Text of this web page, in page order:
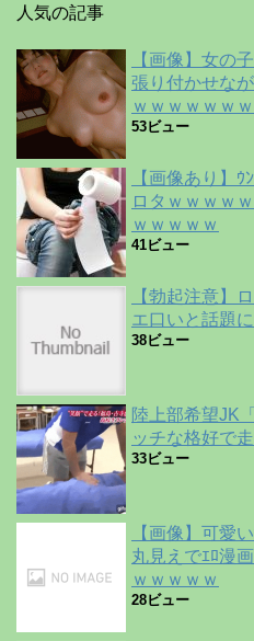
人気の記事
【画像】女の
張り付かせな
ｗｗｗｗｗｗ
53ビュー
【画像あり】
ロタｗｗｗｗ
ｗｗｗｗｗ
41ビュー
【勃起注意】
エ口いと話題
38ビュー
陸上部希望JK
ッチな格好で
33ビュー
【画像】可愛
丸見えでｴﾛ漫
ｗｗｗｗｗ
28ビュー